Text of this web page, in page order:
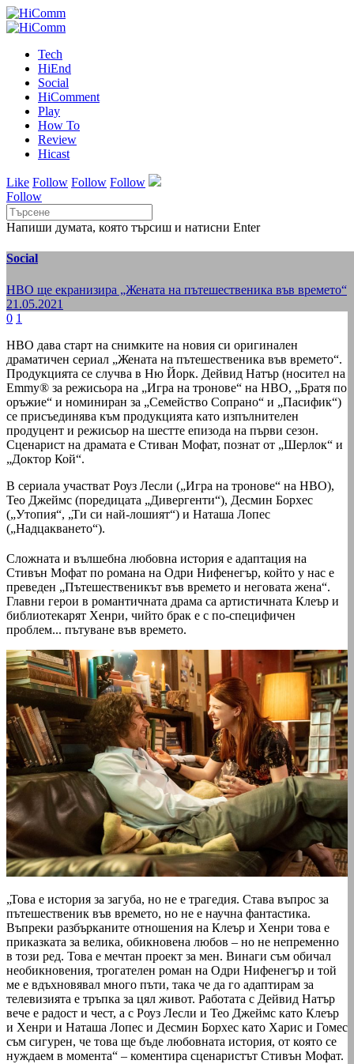
Tech
HiEnd
Social
HiComment
Play
How To
Review
Hicast
Like Follow Follow Follow
Follow
Напиши думата, която търсиш и натисни Enter
Social
HBO ще екранизира „Жената на пътешественика във времето“
21.05.2021
0 1
HBO дава старт на снимките на новия си оригинален
драматичен сериал „Жената на пътешественика във времето“.
Продукцията се случва в Ню Йорк. Дейвид Натър (носител на
Emmy® за режисьора на „Игра на тронове“ на HBO, „Братя по
оръжие“ и номиниран за „Семейство Сопрано“ и „Пасифик“)
се присъединява към продукцията като изпълнителен
продуцент и режисьор на шестте епизода на първи сезон.
Сценарист на драмата е Стиван Мофат, познат от „Шерлок“ и
„Доктор Кой“.
В сериала участват Роуз Лесли („Игра на тронове“ на HBO),
Тео Джеймс (поредицата „Дивергенти“), Десмин Борхес
(„Утопия“, „Ти си най-лошият“) и Наташа Лопес
(„Надцакването“).
Сложната и вълшебна любовна история е адаптация на
Стивън Мофат по романа на Одри Нифенегър, който у нас е
преведен „Пътешественикът във времето и неговата жена“.
Главни герои в романтичната драма са артистичната Клеър и
библиотекарят Хенри, чийто брак е с по-специфичен
проблем... пътуване във времето.
„Това е история за загуба, но не е трагедия. Става въпрос за
пътешественик във времето, но не е научна фантастика.
Въпреки разбърканите отношения на Клеър и Хенри това е
приказката за велика, обикновена любов – но не непременно
в този ред. Това е мечтан проект за мен. Винаги съм обичал
необикновения, трогателен роман на Одри Нифенегър и той
ме е вдъхновявал много пъти, така че да го адаптирам за
телевизията е тръпка за цял живот. Работата с Дейвид Натър
вече е радост и чест, а с Роуз Лесли и Тео Джеймс като Клеър
и Хенри и Наташа Лопес и Десмин Борхес като Харис и Гомес
съм сигурен, че това ще бъде любовната история, от която се
нуждаем в момента“ – коментира сценаристът Стивън Мофат.